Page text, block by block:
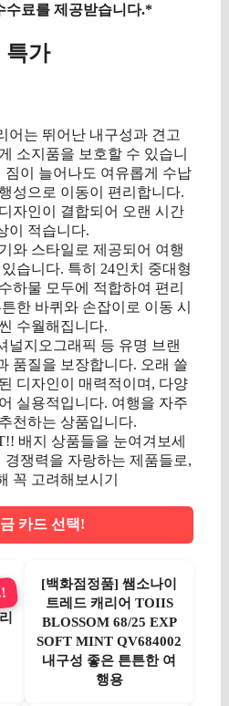
수료를 제공받습니다.*
특가
어는 뛰어난 내구성과 견고
소지품을 보호할 수 있습니
짐이 늘어나도 여유롭게 수납
성으로 이동이 편리합니다.
자인이 결합되어 오랜 시간
이 적습니다.
와 스타일로 제공되어 여행
습니다. 특히 24인치 중대형
하물 모두에 적합하여 편리
한 바퀴와 손잡이로 이동 시
수월해집니다.
널지오그래픽 등 유명 브랜
품질을 보장합니다. 오래 쓸
디자인이 매력적이며, 다양
실용적입니다. 여행을 자주
천하는 상품입니다.
배지 상품들을 눈여겨보세
경쟁력을 자랑하는 제품들로,
꼭 고려해보시기
카드 선택!
[백화점정품] 쌤소나이
트레드 캐리어 TOIIS
BLOSSOM 68/25 EXP
SOFT MINT QV684002
내구성 좋은 튼튼한 여
행용